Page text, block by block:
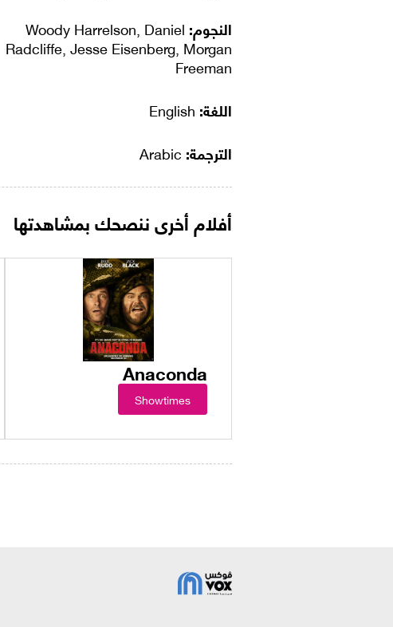
النجوم: Woody Harrelson, Daniel
Radcliffe, Jesse Eisenberg, Morgan
Freeman
اللغة:
الترجمة:
أفلام أخرى ننصحك بمشاهدتها
Anaconda
Showtimes